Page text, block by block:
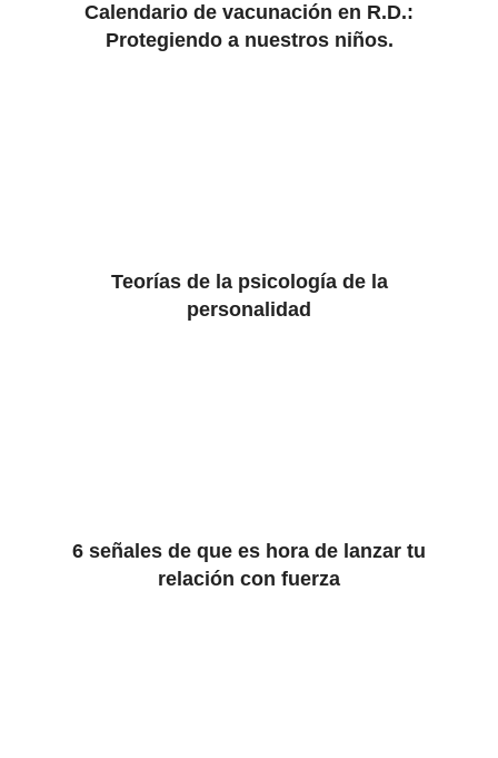
Calendario de vacunación en R.D.:
Protegiendo a nuestros niños.
Teorías de la psicología de la
personalidad
6 señales de que es hora de lanzar tu
relación con fuerza